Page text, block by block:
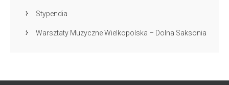
Stypendia
Warsztaty Muzyczne Wielkopolska – Dolna Saksonia